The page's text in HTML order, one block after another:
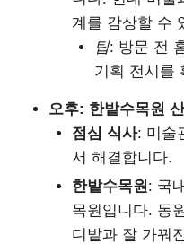
계를 감상할 수
팁: 방문 전
기획 전시를
오후: 한밭수목원
점심 식사: 미술
서 해결합니다.
한밭수목원 : 국
목원입니다. 동
디밭과 잘 가꿔